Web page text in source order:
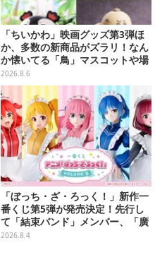
「ちいかわ」映画グッズ第3弾ほ
か、多数の新商品がズラリ！なん
か懐いてる「鳥」マスコットや場
面写アイテムなど必見のラインナ
ップ
2026.8.6
「ぼっち・ざ・ろっく！」新作一
番くじ第5弾が発売決定！先行し
て「結束バンド」メンバー、「廣
井きくり」のメイド衣装フィギュ
2026.8.4